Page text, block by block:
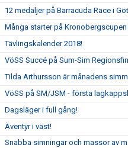
12 medaljer på Barracuda Race i
Många starter på
Tävlingskalender 2018!
VöSS Succé på Sum-Sim
Tilda Arthursson är månadens
VöSS på SM/JSM - första
Dagsläger i full gång!
Äventyr i väst!
Snabba simningar och massor av